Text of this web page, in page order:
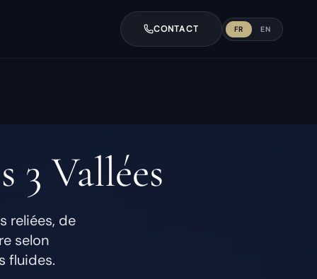
CONTACT FR EN
3 Vallées
reliées, de
selon
fluides.